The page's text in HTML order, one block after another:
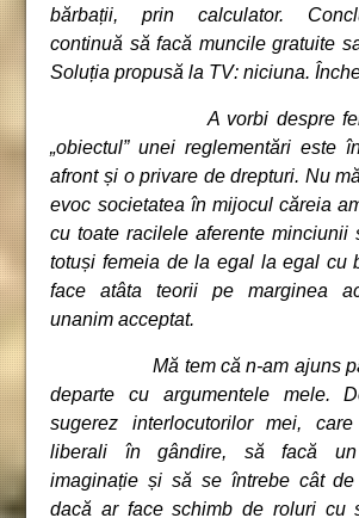
bărbații, prin calculator.
continuă să facă muncile gratuite
Soluția propusă la TV: niciuna.
A vorbi despre femei
„obiectul” unei reglementări este
afront și o privare de drepturi. Nu
evoc societatea în mijocul căreia
cu toate racilele aferente minciunii
totuși femeia de la egal la egal cu
face atâta teorii pe marginea
unanim acceptat.
Mă tem că n-am ajuns
departe cu argumentele mele.
sugerez interlocutorilor mei,
liberali în gândire, să facă
imaginație și să se întrebe cât
dacă ar face schimb de roluri cu